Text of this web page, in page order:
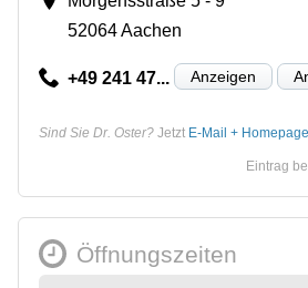
52064 Aachen
+49 241 47... Anzeigen
Sind Sie Dr. Oster? Jetzt E-Mail +
Eintrag
Öffnungszeiten